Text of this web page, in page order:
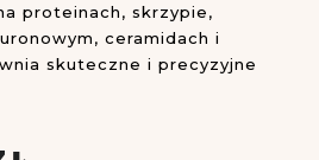
proteinach, skrzypie,
ceramidach i
skuteczne i precyzyjne